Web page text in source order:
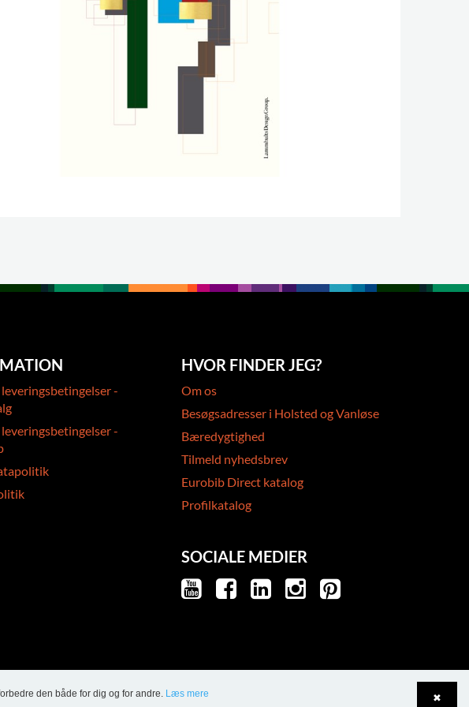
leveringsbetingelser -
leveringsbetingelser -
HVOR FINDER JEG?
Om os
Besøgsadresser i Holsted og Vanløse
Bæredygtighed
Tilmeld nyhedsbrev
Eurobib Direct katalog
Profilkatalog
SOCIALE MEDIER
✖
den både for dig og for andre. Læs mere